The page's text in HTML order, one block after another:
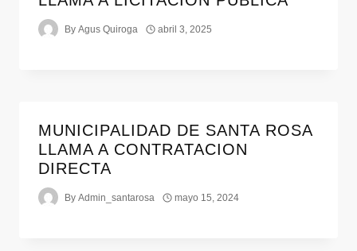
By Agus Quiroga abril 3, 2025
MUNICIPALIDAD DE SANTA ROSA
LLAMA A CONTRATACION
DIRECTA
By Admin_santarosa mayo 15, 2024